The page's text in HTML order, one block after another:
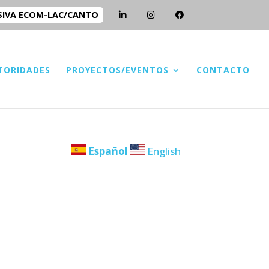
ECOM-LAC/CANTO
PROYECTOS/EVENTOS CONTACTO
Español English